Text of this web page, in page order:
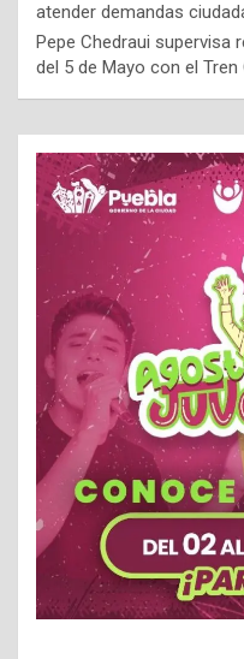
atender demandas
Pepe Chedraui supervisa
del 5 de Mayo con el